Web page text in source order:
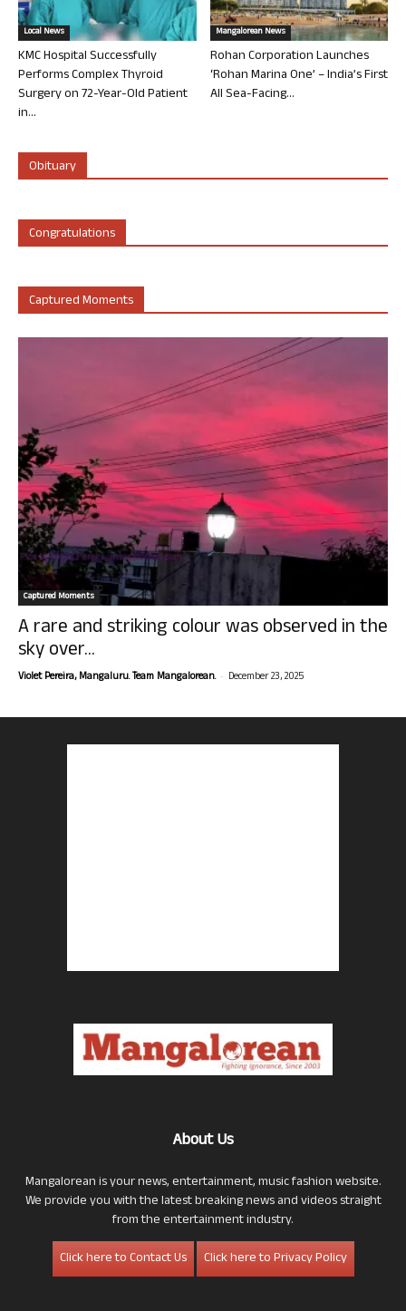
Local News
KMC Hospital Successfully
Performs Complex Thyroid
Surgery on 72-Year-Old Patient
in...
Mangalorean News
Rohan Corporation Launches
‘Rohan Marina One’ – India’s First
All Sea-Facing...
Obituary
Congratulations
Captured Moments
Captured Moments
A rare and striking colour was observed in the
sky over...
Violet Pereira, Mangaluru. Team Mangalorean. - December 23, 2025
About Us
Mangalorean is your news, entertainment, music fashion website.
We provide you with the latest breaking news and videos straight
from the entertainment industry.
Click here to Contact Us
Click here to Privacy Policy